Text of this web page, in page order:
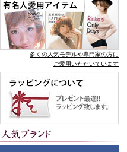
多くの人気モデルや専門家の方に
ご愛用いただいています